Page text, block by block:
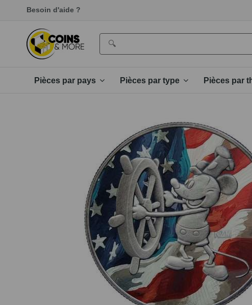
Besoin d'aide ?
Pièces par pays Pièces par type Pièces par